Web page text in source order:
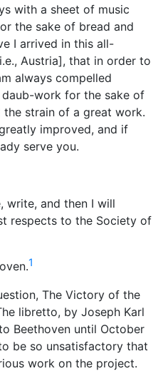
with a sheet of music
the sake of bread and
I arrived in this all-
Austria], that in order to
always compelled
work for the sake of
the strain of a great work.
improved, and if
serve you.
write, and then I will
respects to the Society of
1
The Victory of the
libretto, by Joseph Karl
Beethoven until October
be so unsatisfactory that
work on the project.